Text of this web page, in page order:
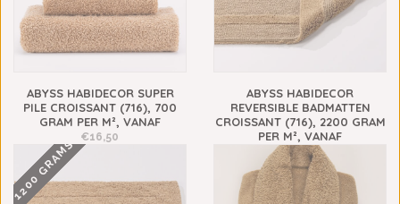
ABYSS HABIDECOR SUPER
PILE CROISSANT (716), 700
GRAM PER M², VANAF
€16,50
ABYSS HABIDECOR
REVERSIBLE BADMATTEN
CROISSANT (716), 2200 GRAM
PER M², VANAF
€148,00
1200 GRAMS